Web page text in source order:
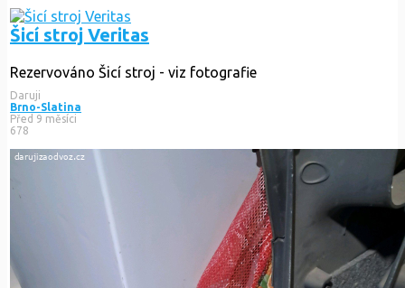
Šicí stroj Veritas
Rezervováno Šicí stroj - viz fotografie
Daruji
Brno-Slatina
Před 9 měsíci
678